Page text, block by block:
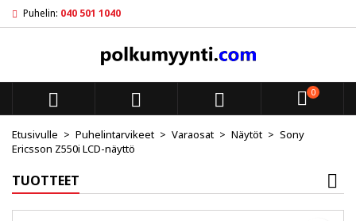
Puhelin: 040 501 1040
   0
Etusivulle Puhelintarvikeet Varaosat Näytöt
Sony
Ericsson Z550i LCD-näyttö
TUOTTEET
My wishlists
add_circle_outline
Create new list
Luo toivelista
Toivelistan nimi
Kirjaudu sisään
Sinun pitää olla kirjautunut jotta voit lisätä tuotteita